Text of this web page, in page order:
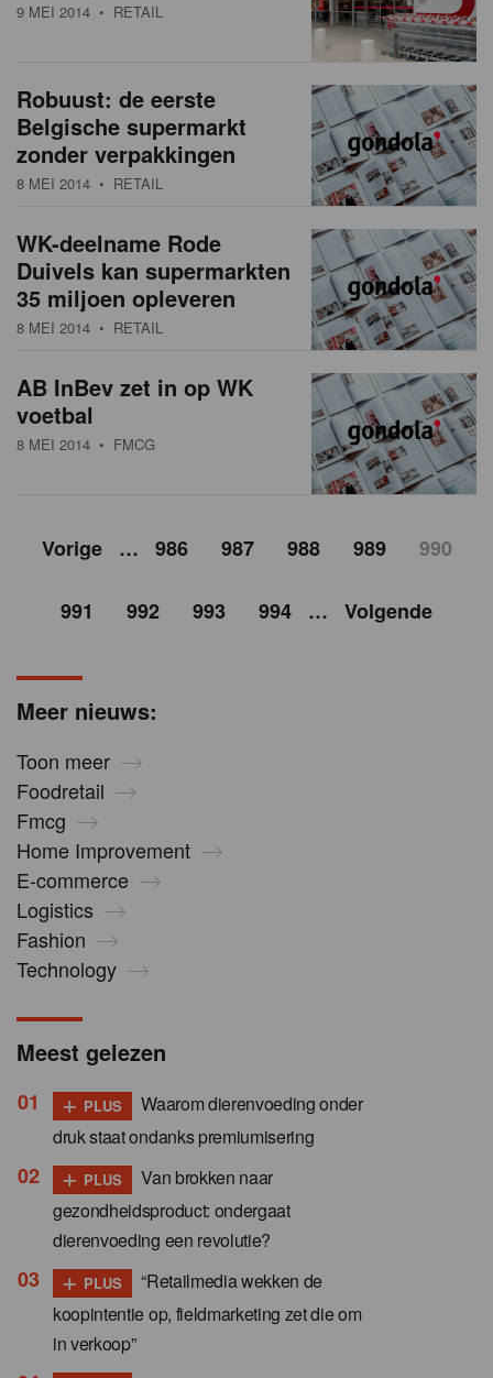
Meer nieuws:
Toon meer
Foodretail
Fmcg
Home Improvement
E-commerce
Logistics
Fashion
Technology
9 MEI 2014 • RETAIL
Robuust: de eerste
Belgische supermarkt
zonder verpakkingen
8 MEI 2014 • RETAIL
WK-deelname Rode
Duivels kan supermarkten
35 miljoen opleveren
8 MEI 2014 • RETAIL
AB InBev zet in op WK
voetbal
8 MEI 2014 • FMCG
Vorige … 986 987 988 989 990
991 992 993 994 … Volgende
Meest gelezen
+ PLUS
Waarom dierenvoeding onder
druk staat ondanks premiumisering
+ PLUS
Van brokken naar
gezondheidsproduct: ondergaat
dierenvoeding een revolutie?
+ PLUS
“Retailmedia wekken de
koopintentie op, fieldmarketing zet die om
in verkoop”